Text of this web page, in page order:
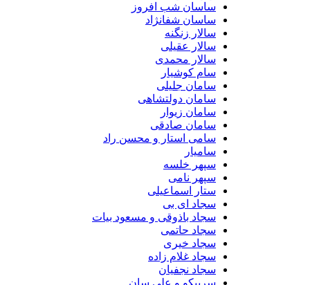
ساسان شب افروز
ساسان شفانژاد
سالار زنگنه
سالار عقیلی
سالار محمدی
سام کوشیار
سامان جلیلی
سامان دولتشاهی
سامان زیوار
سامان صادقی
سامی استار و محسن راد
سامیار
سپهر خلسه
سپهر نامی
ستار اسماعیلی
سجاد ای بی
سجاد باذوقی و مسعود بیات
سجاد حاتمی
سجاد خیری
سجاد غلام زاده
سجاد نجفیان
سرپیکو و علی سان